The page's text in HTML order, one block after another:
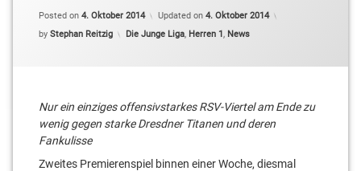
Posted on 4. Oktober 2014 Updated on 4. Oktober 2014
by Stephan Reitzig Categories:
Die Junge Liga, Herren 1, News
Nur ein einziges offensivstarkes RSV-Viertel am Ende zu
wenig gegen starke Dresdner Titanen und deren
Fankulisse
Zweites Premierenspiel binnen einer Woche, diesmal